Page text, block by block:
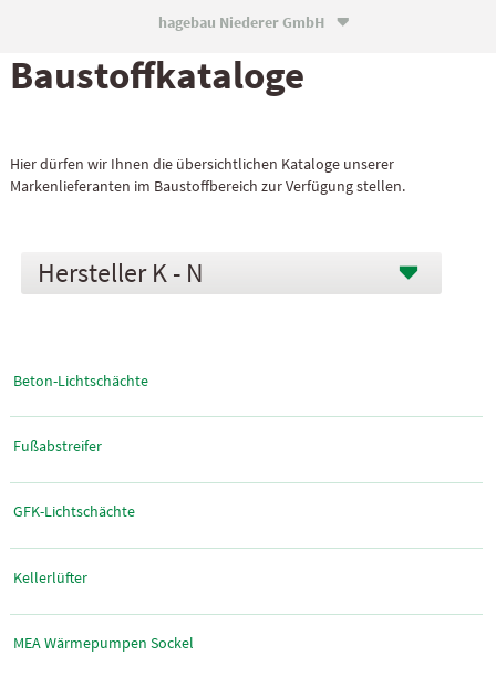
hagebau Niederer GmbH 
Baustoff­kataloge
Hier dürfen wir Ihnen die übersichtlichen Kataloge unserer
Markenlieferanten im Baustoffbereich zur Verfügung stellen.
K - N
Beton-Lichtschächte
Fußabstreifer
GFK-Lichtschächte
Kellerlüfter
MEA Wärmepumpen Sockel